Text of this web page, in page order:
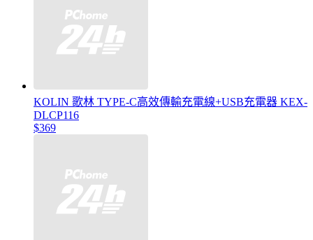
KOLIN 歌林 TYPE-C高效傳輸充電線+USB充電器 KEX-
DLCP116
$369